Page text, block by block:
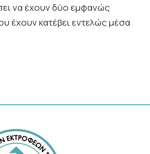
να έχουν δύο εμφανώς
έχουν κατέβει εντελώς μέσα